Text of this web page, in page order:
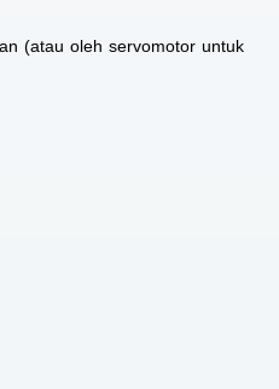
(atau oleh servomotor untuk